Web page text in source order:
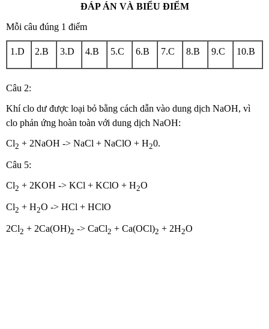
ĐÁP ÁN VÀ BIỂU ĐIỂM
Mỗi câu đúng 1 điểm
1.D 2.B 3.D 4.B 5.C 6.B 7.C 8.B 9.C 10.B
Câu 2:
Khí clo dư được loại bỏ bằng cách dẫn vào dung dịch NaOH, vì
clo phản ứng hoàn toàn với dung dịch NaOH:
Cl2 + 2NaOH -> NaCl + NaClO + H20.
Câu 5:
Cl2 + 2KOH -> KCl + KClO + H2O
Cl2 + H2O -> HCl + HClO
2Cl2 + 2Ca(OH)2 -> CaCl2 + Ca(OCl)2 + 2H2O